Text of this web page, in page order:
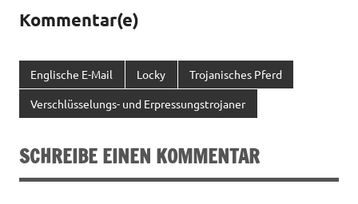
Kommentar(e)
Englische E-Mail Locky Trojanisches Pferd
Verschlüsselungs- und Erpressungstrojaner
SCHREIBE EINEN KOMMENTAR